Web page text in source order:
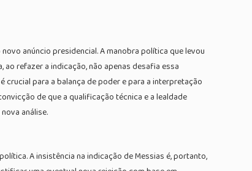
anúncio presidencial. A manobra política que levou
refazer a indicação, não apenas desafia essa
crucial para a balança de poder e para a interpretação
de que a qualificação técnica e a lealdade
análise.
A insistência na indicação de Messias é, portanto,